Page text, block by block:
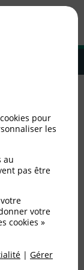
pour
les
au
pas être
votre
cookies »
| Gérer